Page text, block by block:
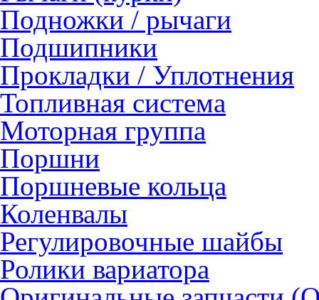
Подножки / рычаги
Подшипники
Прокладки / Уплотнения
Топливная система
Моторная группа
Поршни
Поршневые кольца
Коленвалы
Регулировочные шайбы
Ролики вариатора